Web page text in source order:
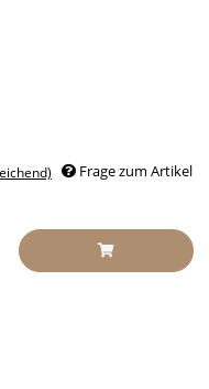
Frage zum Artikel